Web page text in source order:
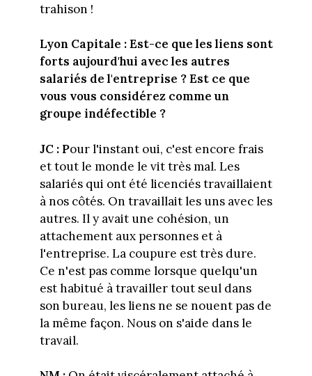
trahison !
Lyon Capitale : Est-ce que les liens sont
forts aujourd'hui avec les autres
salariés de l'entreprise ? Est ce que
vous vous considérez comme un
groupe indéfectible ?
JC : Pour l'instant oui, c'est encore frais
et tout le monde le vit très mal. Les
salariés qui ont été licenciés travaillaient
à nos côtés. On travaillait les uns avec les
autres. Il y avait une cohésion, un
attachement aux personnes et à
l'entreprise. La coupure est très dure.
Ce n'est pas comme lorsque quelqu'un
est habitué à travailler tout seul dans
son bureau, les liens ne se nouent pas de
la même façon. Nous on s'aide dans le
travail.